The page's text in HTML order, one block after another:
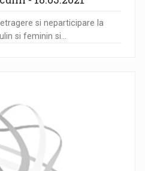
si neparticipare la
si feminin si...